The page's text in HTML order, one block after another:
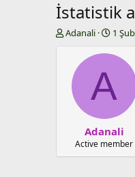
İstatistik
K
a
Adanali
B
ş
n
ı
ç
t
a
1
A
Adanali
Active member